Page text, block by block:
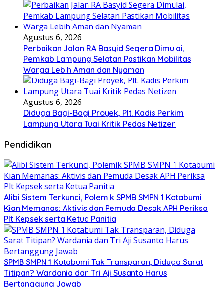
Agustus 6, 2026
Perbaikan Jalan RA Basyid Segera Dimulai,
Pemkab Lampung Selatan Pastikan Mobilitas
Warga Lebih Aman dan Nyaman
Agustus 6, 2026
Diduga Bagi-Bagi Proyek, Plt. Kadis Perkim
Lampung Utara Tuai Kritik Pedas Netizen
Pendidikan
Alibi Sistem Terkunci, Polemik SPMB SMPN 1 Kotabumi
Kian Memanas: Aktivis dan Pemuda Desak APH Periksa
Plt Kepsek serta Ketua Panitia
SPMB SMPN 1 Kotabumi Tak Transparan, Diduga Sarat
Titipan? Wardania dan Tri Aji Susanto Harus
Bertanggung Jawab